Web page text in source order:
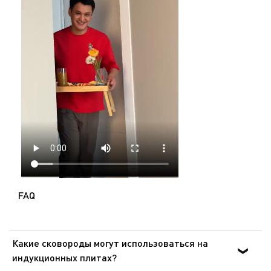
FAQ
Какие сковороды могут использоваться на
индукционных плитах?